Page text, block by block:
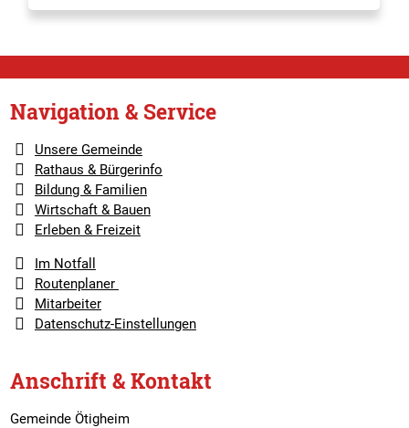
Navigation & Service
Unsere Gemeinde
Rathaus & Bürgerinfo
Bildung & Familien
Wirtschaft & Bauen
Erleben & Freizeit
Im Notfall
Routenplaner
Mitarbeiter
Datenschutz-Einstellungen
Anschrift & Kontakt
Gemeinde Ötigheim